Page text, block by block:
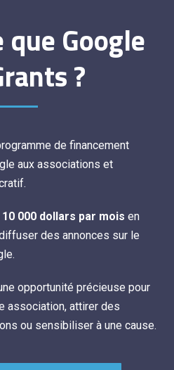
que Google
?
de financement
aux associations et
10 000 dollars par mois en
des annonces sur le
opportunité précieuse pour
association, attirer des
ou sensibiliser à une cause.